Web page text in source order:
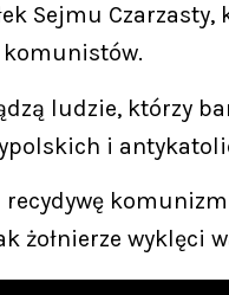
Sejmu
ludzie, którzy
i
recydywę
żołnierze